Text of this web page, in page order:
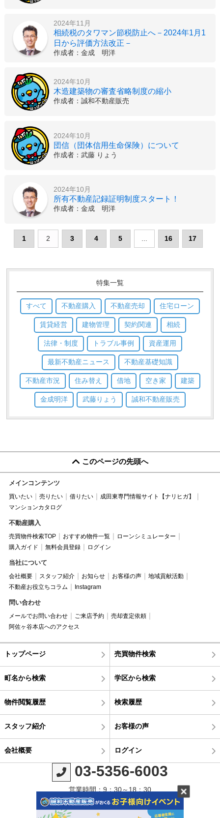
2024年11月
相続税のタワマン節税防止へ－2024年1月1
日から評価方法改正－
作成者：金成 明洋
2024年10月
木造建築物の審査省略制度の縮小
作成者：誠和不動産販売
2024年10月
団信（団体信用生命保険）について
作成者：武藤 りょう
2024年10月
所有不動産記録証明制度スタート！
作成者：金成 明洋
1 2 3 4 5 16 17
特集一覧
すべて 不動産購入 不動産売却 住宅ローン
賃貸経営 建物管理 契約関連 相続
法律・制度 トラブル事例 資産運用
最新不動産ニュース 不動産基礎知識
不動産市況 住み替え 借地 空き家 建築
金成明洋 武藤りょう 誠和不動産販売
このページの先頭へ
メインコンテンツ
買いたい 売りたい 借りたい
成田東専門情報サイト【ナリヒガ】
マンションカタログ
不動産購入
売買物件検索TOP おすすめ物件一覧
ローンシミュレーター
購入ガイド
無料会員登録 ログイン
当社について
会社概要 スタッフ紹介 お知らせ お客様の声
地域貢献活動
不動産お役立ちコラム
Instagram
問い合わせ
メールでお問い合わせ ご来店予約
売却査定依頼
阿佐ヶ谷本店へのアクセス
トップページ 売買物件検索
町名から検索 学区から検索
物件閲覧履歴 検索履歴
スタッフ紹介 お客様の声
会社概要 ログイン
03-5356-6003
営業時間：9：30～18：30
定休日：毎週火曜日・水曜日